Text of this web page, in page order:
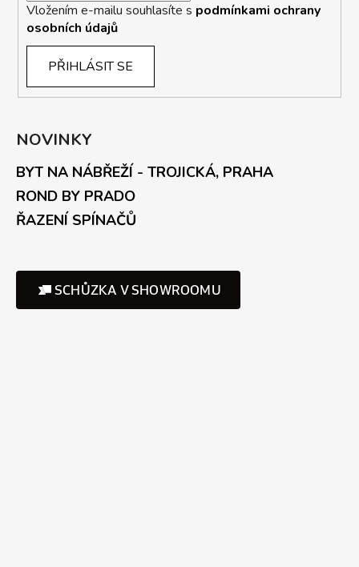
Vložením e-mailu souhlasíte s podmínkami ochrany
osobních údajů
PŘIHLÁSIT SE
NOVINKY
BYT NA NÁBŘEŽÍ - TROJICKÁ, PRAHA
ROND BY PRADO
ŘAZENÍ SPÍNAČŮ
SCHŮZKA V SHOWROOMU